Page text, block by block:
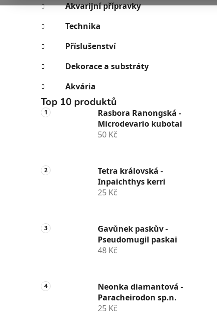
n
í
p
a
e
l
e
Akvarijní přípravky
Technika
Příslušenství
Dekorace a substráty
Akvária
Top 10 produktů
Rasbora Ranongská -
Microdevario kubotai
50 Kč
Tetra královská -
Inpaichthys kerri
25 Kč
Gavůnek paskův -
Pseudomugil paskai
48 Kč
Neonka diamantová -
Paracheirodon sp.n.
25 Kč